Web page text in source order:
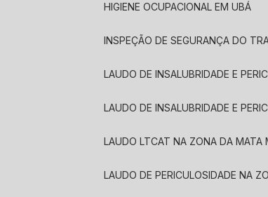
HIGIENE OCUPACIONAL EM UBÁ
INSPEÇÃO DE SEGURANÇA DO
LAUDO DE INSALUBRIDADE E
LAUDO DE INSALUBRIDADE E
LAUDO LTCAT NA ZONA DA MATA
LAUDO DE PERICULOSIDADE NA